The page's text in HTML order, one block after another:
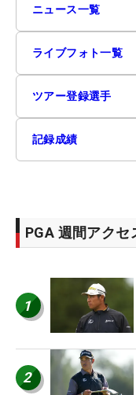
ニュース一覧
ライブフォト一覧
ツアー登録選手
記録成績
PGA 週間アク
1
2